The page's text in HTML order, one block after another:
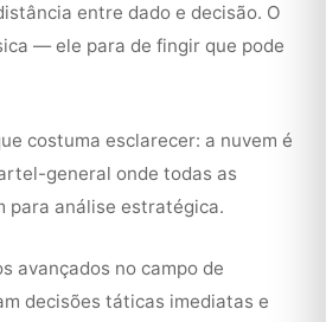
entre dado e decisão. O
— ele para de fingir que pode
costuma esclarecer: a nuvem é
general onde todas as
para análise estratégica.
avançados no campo de
decisões táticas imediatas e